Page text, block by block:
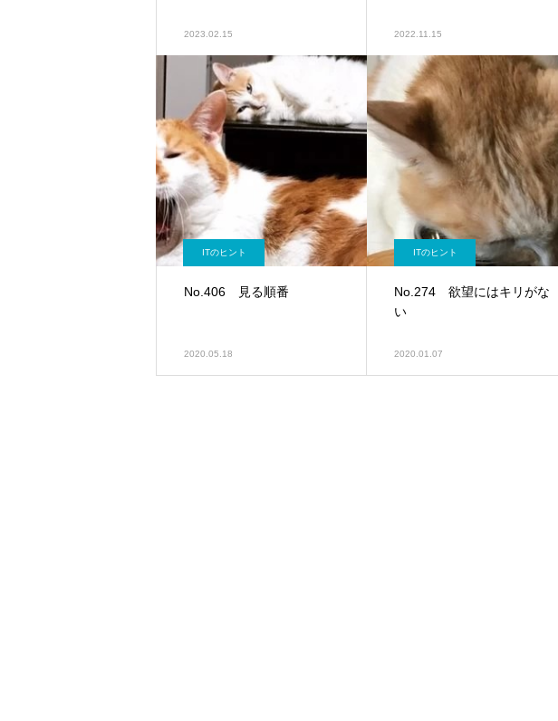
2023.02.15 2022.11.15
ITのヒント
No.406 見る順番
2020.05.18
ITのヒント
No.274 欲望にはキリがな
い
2020.01.07